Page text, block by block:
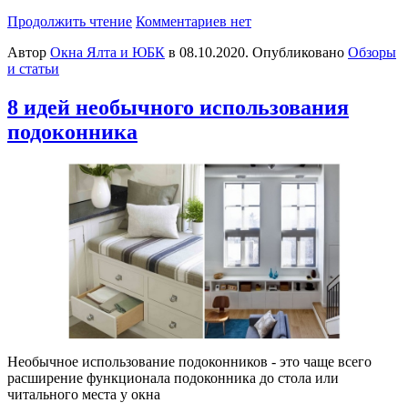
Продолжить чтение Комментариев нет
Автор Окна Ялта и ЮБК в 08.10.2020. Опубликовано Обзоры
и статьи
8 идей необычного использования
подоконника
Необычное использование подоконников - это чаще всего
расширение функционала подоконника до стола или
читального места у окна